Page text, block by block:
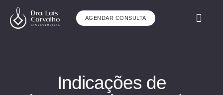
AGENDAR CONSULTA
Indicações de